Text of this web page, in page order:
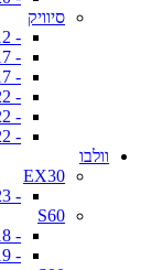
סיוויק
- 2006-2012
- 2012-2017
- 2012-2017 (הצ'בק)
- 2017-2022
- 2017-2022 (הצ'בק)
- 2022+ (הצ'בק)
וולבו
EX30
- 2023+
S60
- 2010-2018
- 2019+